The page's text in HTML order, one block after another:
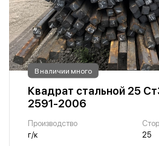
В наличии много
Квадрат стальной 25
2591-2006
Производство
г/к
25